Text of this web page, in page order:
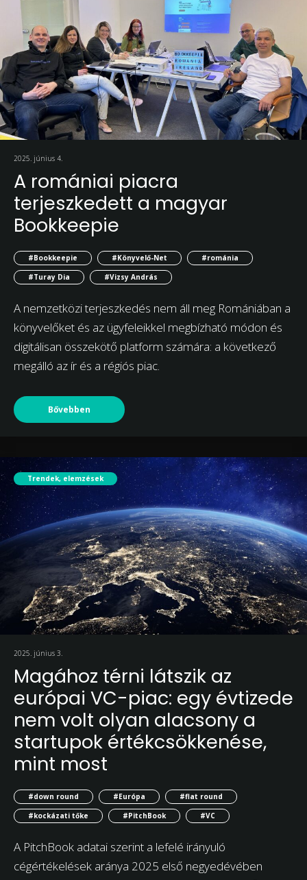
2025. június 4.
A romániai piacra
terjeszkedett a magyar
Bookkeepie
#Bookkeepie #Könyvelő-Net
#románia
#Turay Dia
#Vizsy András
A nemzetközi terjeszkedés nem áll meg Romániában a
könyvelőket és az ügyfeleikkel megbízható módon és
digitálisan összekötő platform számára: a következő
megálló az ír és a régiós piac.
Bővebben
Trendek, elemzések
2025. június 3.
Magához térni látszik az
európai VC-piac: egy évtizede
nem volt olyan alacsony a
startupok értékcsökkenése,
mint most
#down round #Európa
#flat round
#kockázati tőke
#PitchBook #VC
A PitchBook adatai szerint a lefelé irányuló
cégértékelések aránya 2025 első negyedévében